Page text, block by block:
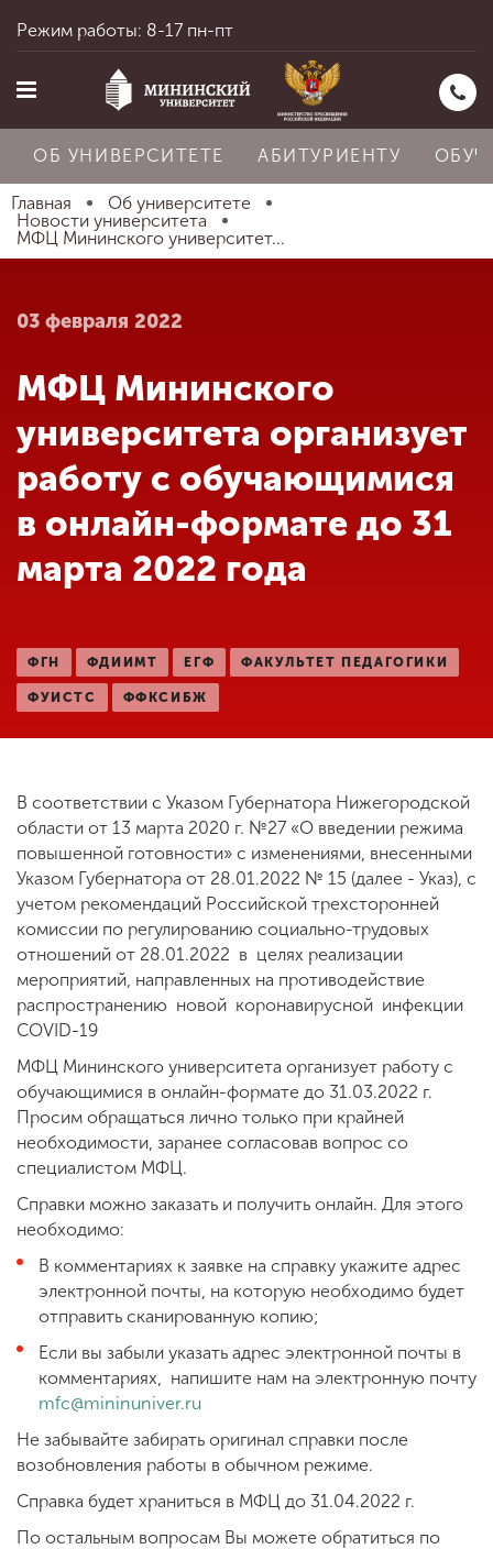
Главная
Абитуриенту
Обучение
Наука
Международная
деятельность
Студенческая жизнь
Сведения об
образовательной
организации
ENG
Приемная
+7 (831) 262-26-20
Режим работы: 8-17 пн-пт
ОБ УНИВЕРСИТЕТЕ АБИТУРИЕНТУ
Главная
Об университете
Новости университета
МФЦ Мининского университет...
03 февраля 2022
МФЦ Мининского
университета организует
работу с обучающимися
в онлайн-формате до 31
марта 2022 года
ФГН ФДИИМТ ЕГФ ФАКУЛЬТЕТ ПЕДАГОГИКИ
ФУИСТС ФФКСИБЖ
В соответствии с Указом Губернатора Нижегородской
области от 13 марта 2020 г. №27 «О введении режима
повышенной готовности» с изменениями, внесенными
Указом Губернатора от 28.01.2022 № 15 (далее - Указ), с
учетом рекомендаций Российской трехсторонней
комиссии по регулированию социально-трудовых
отношений от 28.01.2022 в целях реализации
мероприятий, направленных на противодействие
распространению новой коронавирусной инфекции
COVID-19
МФЦ Мининского университета организует работу с
обучающимися в онлайн-формате до 31.03.2022 г.
Просим обращаться лично только при крайней
необходимости, заранее согласовав вопрос со
специалистом МФЦ.
Справки можно заказать и получить онлайн. Для этого
необходимо:
В комментариях к заявке на справку укажите адрес
электронной почты, на которую необходимо будет
отправить сканированную копию;
Если вы забыли указать адрес электронной почты в
комментариях, напишите нам на электронную почту
mfc@mininuniver.ru
Не забывайте забирать оригинал справки после
возобновления работы в обычном режиме.
Справка будет храниться в МФЦ до 31.04.2022 г.
По остальным вопросам Вы можете обратиться по